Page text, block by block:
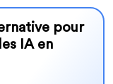
pour
IA en